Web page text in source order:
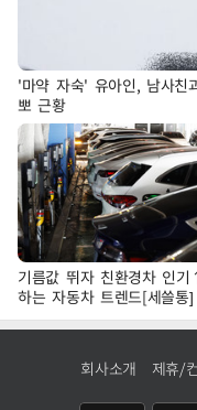
'마약 자숙' 유아인, 남사친
뽀 근황
기름값 뛰자 친환경차 인
하는 자동차 트렌드[세쓸통]
회사소개 제휴/